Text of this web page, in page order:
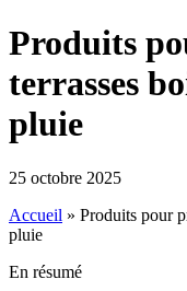
Produits
terrasses
pluie
25 octobre 2025
Accueil » Produits pour
pluie
En résumé